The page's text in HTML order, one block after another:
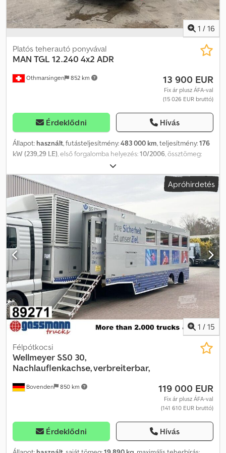
1 / 16
Othmarsingen 852 km
Platós teherautó ponyvával
MAN TGL 12.240 4x2 ADR
13 900 EUR
Fix ár plusz ÁFA-val
(15 026 EUR bruttó)
Érdeklődni Hívás
Állapot: használt, futásteljesítmény:483 000 km, teljesítmény:176
kW (239,29 LE), első forgalomba helyezés:10/2006, össztömeg:
automata, kibocsátási osztály:
Felszereltség:emelőhátfal, koromszűrő, Emelőplatform: Dcsdpfx
Amjy A Dfpjmok ----- Motorfék - Klíma - Vonóhorog Felfüggesztés:
Laprugó-levegős
Apróhirdetés
1 / 15
Bovenden 850 km
Félpótkocsi
Wellmeyer SS0 30,
Nachlauflenkachse, verbreiterbar,
119 000 EUR
Fix ár plusz ÁFA-val
(141 610 EUR bruttó)
Érdeklődni Hívás